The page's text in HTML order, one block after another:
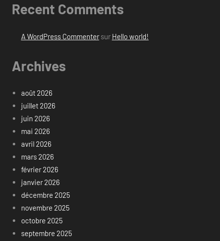
Recent Comments
A WordPress Commentersur Hello world!
Archives
août 2026
juillet 2026
juin 2026
mai 2026
avril 2026
mars 2026
février 2026
janvier 2026
décembre 2025
novembre 2025
octobre 2025
septembre 2025